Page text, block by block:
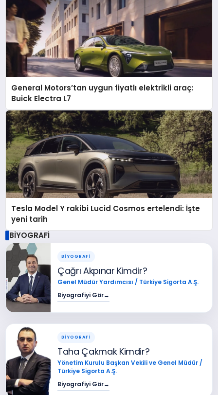
General Motors’tan uygun fiyatlı elektrikli araç:
Buick Electra L7
Tesla Model Y rakibi Lucid Cosmos ertelendi: İşte
yeni tarih
BİYOGRAFİ
BİYOGRAFİ
Çağrı Akpınar Kimdir?
Genel Müdür Yardımcısı / Türkiye Sigorta A.Ş.
Biyografiyi Gör→
BİYOGRAFİ
Taha Çakmak Kimdir?
Yönetim Kurulu Başkan Vekili ve Genel Müdür /
Türkiye Sigorta A.Ş.
Biyografiyi Gör→